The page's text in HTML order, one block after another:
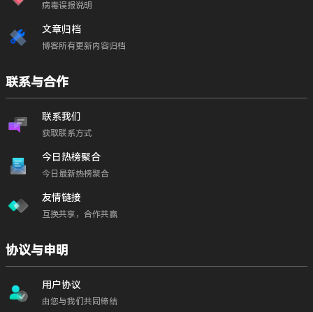
病毒误报说明
文章归档
博客所有更新内容归档
联系与合作
联系我们
获取联系方式
今日热榜聚合
今日最新热榜聚合
友情链接
互换共享，合作共赢
协议与申明
用户协议
由您与我们共同缔结